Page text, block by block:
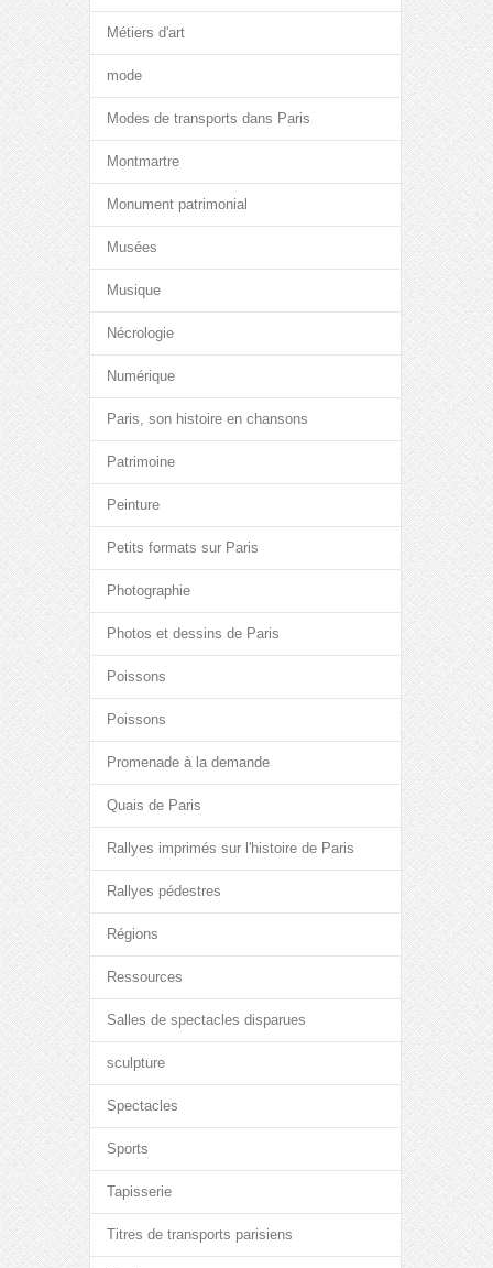
Métiers d'art
mode
Modes de transports dans Paris
Montmartre
Monument patrimonial
Musées
Musique
Nécrologie
Numérique
Paris, son histoire en chansons
Patrimoine
Peinture
Petits formats sur Paris
Photographie
Photos et dessins de Paris
Poissons
Poissons
Promenade à la demande
Quais de Paris
Rallyes imprimés sur l'histoire de Paris
Rallyes pédestres
Régions
Ressources
Salles de spectacles disparues
sculpture
Spectacles
Sports
Tapisserie
Titres de transports parisiens